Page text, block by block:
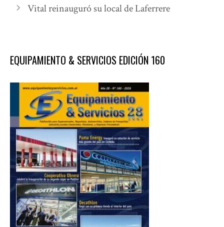
Vital reinauguró su local de Laferrere
EQUIPAMIENTO & SERVICIOS EDICIÓN 160